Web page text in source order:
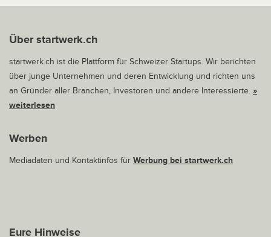
Über startwerk.ch
startwerk.ch ist die Plattform für Schweizer Startups. Wir berichten
über junge Unternehmen und deren Entwicklung und richten uns
an Gründer aller Branchen, Investoren und andere Interessierte. »
weiterlesen
Werben
Mediadaten und Kontaktinfos für Werbung bei startwerk.ch
Eure Hinweise